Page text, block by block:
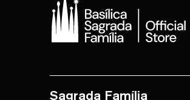
Sagrada Família